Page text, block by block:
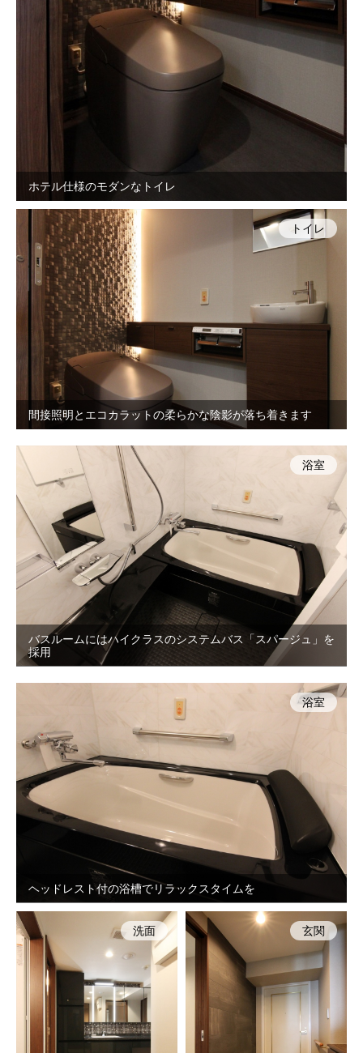
ホテル仕様のモダンなトイレ
間接照明とエコカラットの柔らかな陰影が落ち着きます
トイレ
バスルームにはハイクラスのシステムバス「スパージュ」を
採用
浴室
ヘッドレスト付の浴槽でリラックスタイムを
浴室
洗面 玄関